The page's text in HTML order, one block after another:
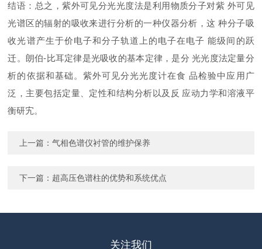
结语：总之，紫外可见分光光度法是利用物质分子对紫 外可见
光谱区的辐射的吸收来进行分析的一种仪器分析，这 种分子吸
收光谱产生于价电子和分子轨道上的电子在电子 能级间的跃
迁。朗伯-比耳定律是光吸收的基本定律，是分 光光度法定量分
析的依据和基础。紫外可见分光光度计在食 品检验中应用广
泛，主要包括定量、定性和结构分析以及反 应动力学和溶液平
衡研宄。
上一篇：气相色谱仪衬管的维护保养
下一篇： 超高压色谱柱的优势和系统优点
关注我们